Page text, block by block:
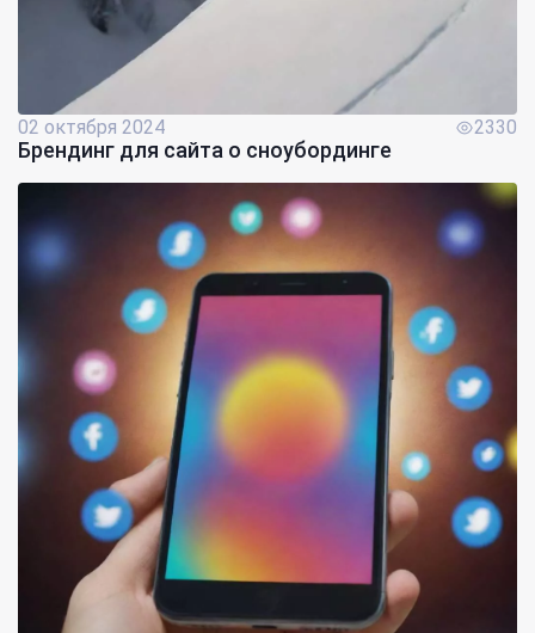
02 октября 2024 2330
Брендинг для сайта о сноубординге